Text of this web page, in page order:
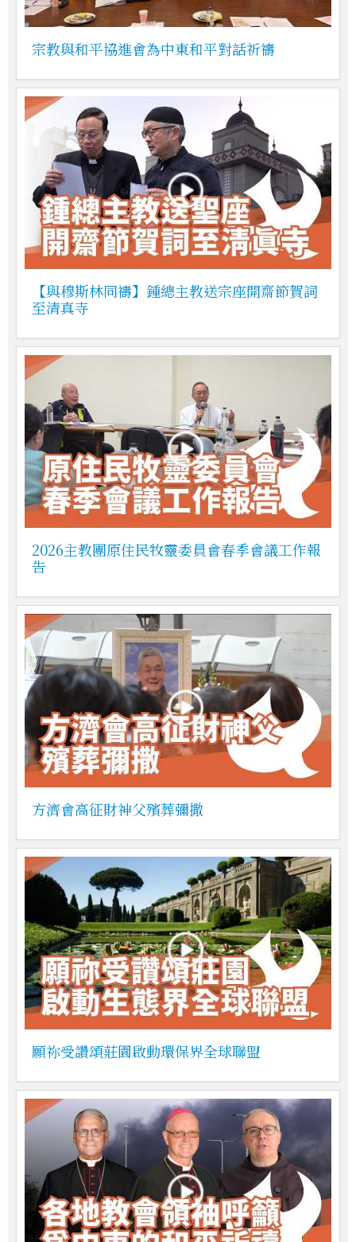
宗教與和平協進會為中東和平對話祈禱
【與穆斯林同禱】鍾總主教送宗座開齋節賀詞
至清真寺
2026主教團原住民牧靈委員會春季會議工作報
告
方濟會高征財神父殯葬彌撒
願祢受讚頌莊園啟動環保界全球聯盟